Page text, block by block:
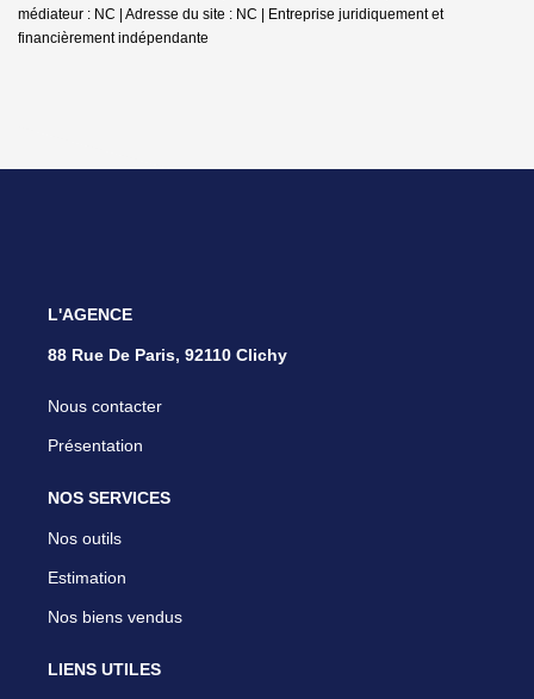
médiateur : NC | Adresse du site : NC | Entreprise juridiquement et
financièrement indépendante
L'AGENCE
88 Rue De Paris, 92110 Clichy
Nous contacter
Présentation
NOS SERVICES
Nos outils
Estimation
Nos biens vendus
LIENS UTILES